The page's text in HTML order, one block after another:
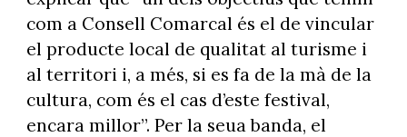
com a Consell Comarcal és el de vincular
el producte local de qualitat al turisme i
al territori i, a més, si es fa de la mà de la
cultura, com és el cas d’este festival,
encara millor”. Per la seua banda, el